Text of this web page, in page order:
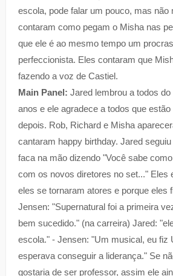
escola, pode falar um pouco, mas não
contaram como pegam o Misha nas
que ele é ao mesmo tempo um
perfeccionista. Eles contaram que
fazendo a voz de Castiel.
Main Panel: Jared lembrou a todos
anos e ele agradece a todos que estão
depois. Rob, Richard e Misha
cantaram happy birthday. Jared
faca na mão dizendo "Você sabe
com os novos diretores no set..." Eles
eles se tornaram atores e porque eles
Jensen: "Supernatural foi a primeira
bem sucedido." (na carreira) Jared:
escola." - Jensen: "Um musical, eu fiz
esperava conseguir a liderança." Se
gostaria de ser professor, assim ele